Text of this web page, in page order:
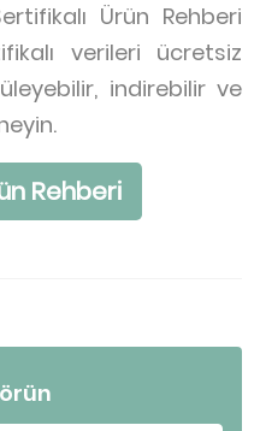
Ürün Rehberi
verileri ücretsiz
indirebilir ve
Rehberi